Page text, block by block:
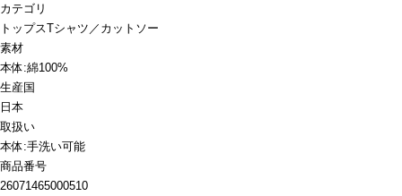
カテゴリ
トップスTシャツ／カットソー
素材
本体:綿100%
生産国
日本
取扱い
本体:手洗い可能
商品番号
26071465000510